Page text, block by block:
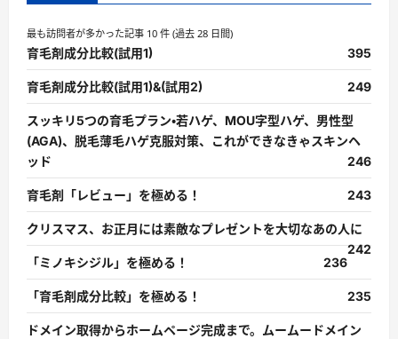
最も訪問者が多かった記事 10 件 (過去 28 日間)
育毛剤成分比較(試用1) 395
育毛剤成分比較(試用1)&(試用2) 249
スッキリ5つの育毛プラン・若ハゲ、MOU字型ハゲ、男性型
(AGA)、脱毛薄毛ハゲ克服対策、これができなきゃスキンヘ
ッド
246
育毛剤「レビュー」を極める！ 243
クリスマス、お正月には素敵なプレゼントを大切なあの人に
242
「ミノキシジル」を極める！
236
「育毛剤成分比較」を極める！ 235
ドメイン取得からホームページ完成まで。ムームードメイン